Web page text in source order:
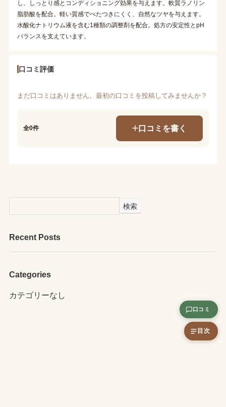
し、しっとり感とコンディショニング効果を与えます。軟質ラノリン
脂肪酸を配合。軽い質感でべたつきにくく、自然なツヤを与えます。
水酸化ナトリウム液を含む1種類の調整剤を配合。処方の安定性とpH
バランスを支えています。
口コミ評価
まだ口コミはありません。最初の口コミを投稿してみませんか？
全0件 口コミを書く
検索
Recent Posts
Categories
カテゴリーなし
口コミ
目次